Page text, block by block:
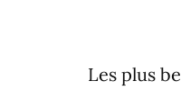
Les plus